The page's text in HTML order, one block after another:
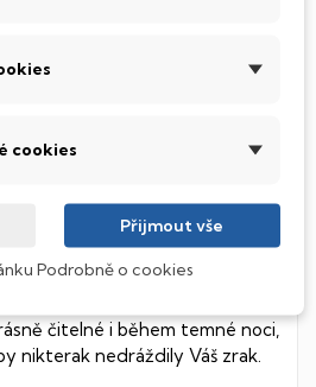
od starších magnetických HDD
Díky použití elektronické
s daty.
čitelné i během temné noci,
nikterak nedráždily Váš zrak.
cookies
Přijmout vše
Podrobně o cookies